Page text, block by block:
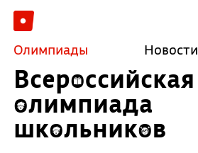
Олимпиады Новости
Всероссийская
олимпиада
школьников